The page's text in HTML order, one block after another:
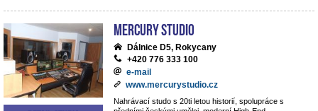
Mercury studio
Dálnice D5, Rokycany
+420 776 333 100
e-mail
www.mercurystudio.cz
Nahrávací studo s 20ti letou historií, spolupráce s